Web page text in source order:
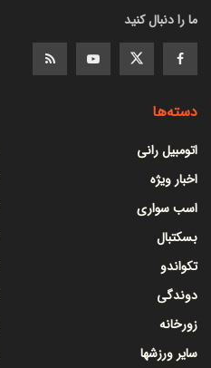
ما را دنبال کنید
دسته‌ها
اتومبیل رانی
اخبار ویژه
اسب سواری
بسکتبال
تکواندو
دوندگی
زورخانه
سایر ورزشها